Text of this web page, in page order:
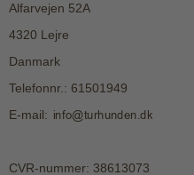
Alfarvejen 52A
4320 Lejre
Danmark
Telefonnr. : 61501949
E-mail:
CVR-nummer: 38613073